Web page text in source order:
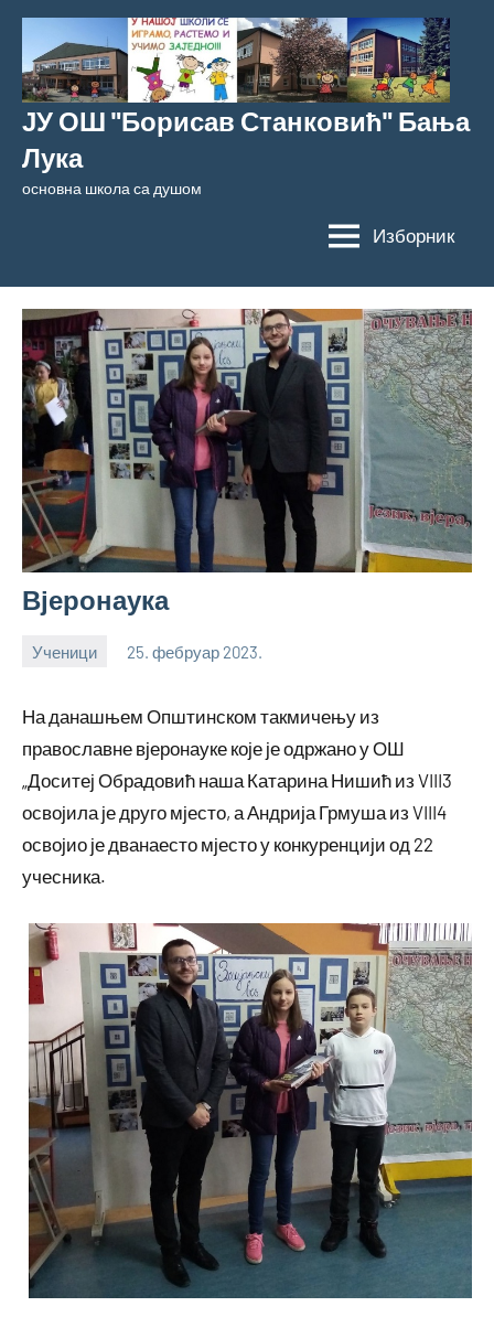
Скочи
садржај
ЈУ ОШ "Борисав Станковић" Бања
Лука
основна школа са душом
Изборник
Вјеронаука
Ученици 25. фебруар 2023.
bstankovic
На данашњем Општинском такмичењу из
православне вјеронауке које је одржано у ОШ
„Доситеј Обрадовић наша Катарина Нишић из VIII3
освојила је друго мјесто, а Андрија Грмуша из VIII4
освојио је дванаесто мјесто у конкуренцији од 22
учесника.